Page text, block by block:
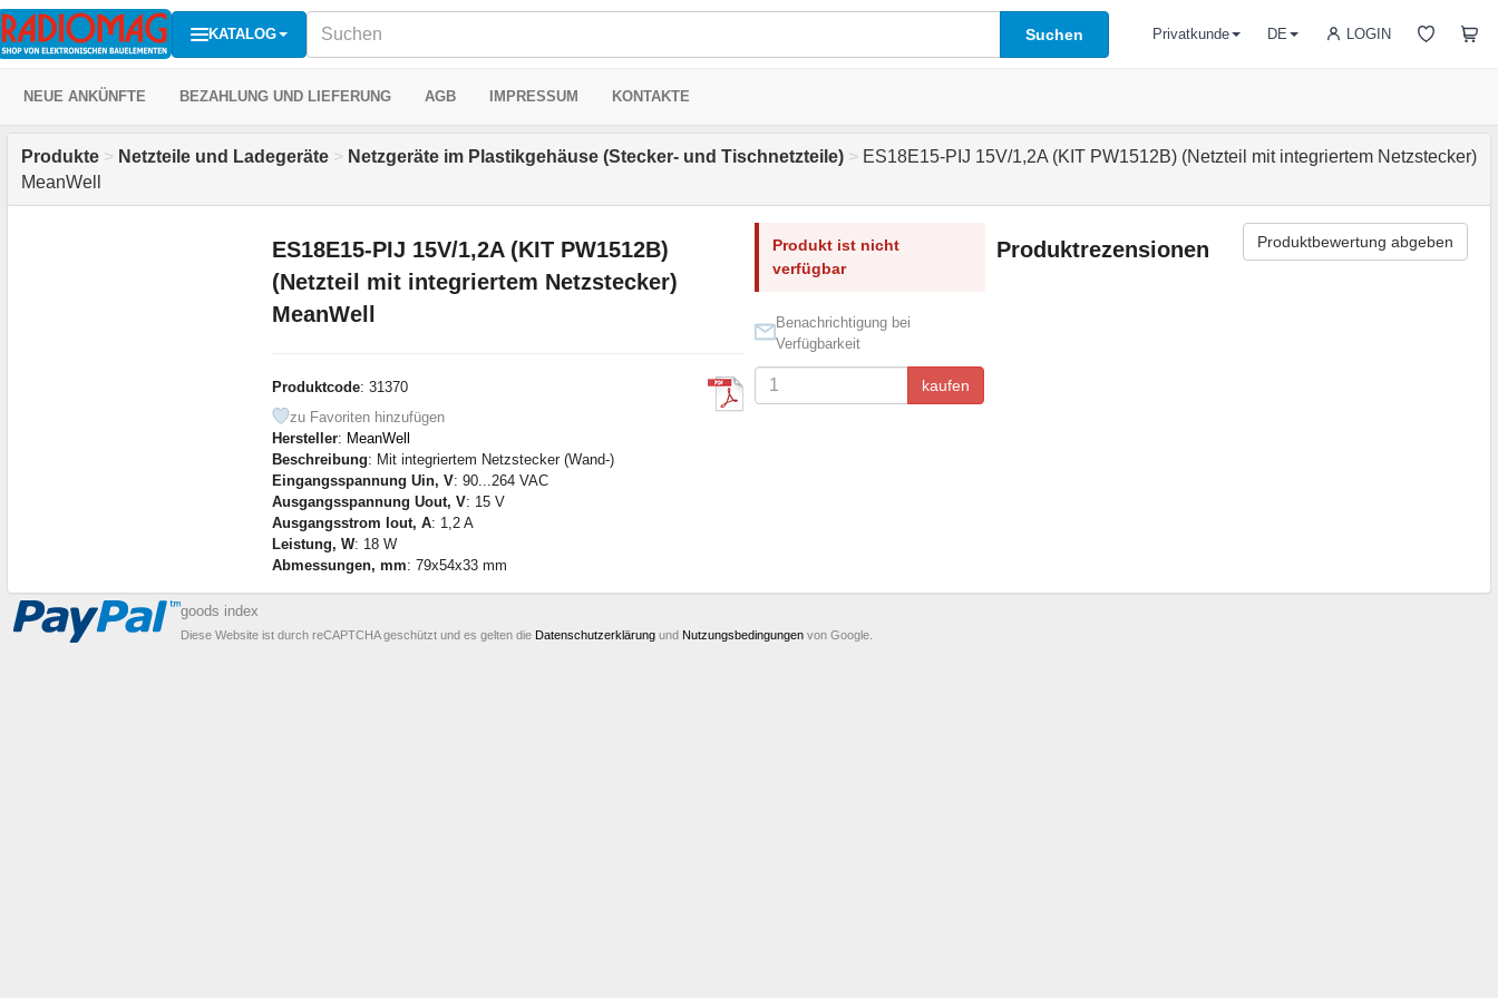
KATALOG Suchen LOGIN
Privatkunde DE
NEUE ANKÜNFTE BEZAHLUNG UND LIEFERUNG AGB IMPRESSUM KONTAKTE
Produkte > Netzteile und Ladegeräte > Netzgeräte im Plastikgehäuse (Stecker- und Tischnetzteile) > ES18E15-PIJ 15V/1,2A (KIT PW1512B) (Netzteil mit integriertem Netzstecker)
MeanWell
ES18E15-PIJ 15V/1,2A (KIT PW1512B)
(Netzteil mit integriertem Netzstecker)
MeanWell
Produktcode: 31370
zu Favoriten hinzufügen
Hersteller: MeanWell
Beschreibung: Mit integriertem Netzstecker (Wand-)
Eingangsspannung Uin, V: 90...264 VAC
Ausgangsspannung Uout, V: 15 V
Ausgangsstrom Iout, A: 1,2 A
Leistung, W: 18 W
Abmessungen, mm: 79x54x33 mm
Produkt ist nicht
verfügbar
Benachrichtigung bei
Verfügbarkeit
kaufen
Produktrezensionen Produktbewertung abgeben
goods index
Diese Website ist durch reCAPTCHA geschützt und es gelten die Datenschutzerklärung und Nutzungsbedingungen von Google.